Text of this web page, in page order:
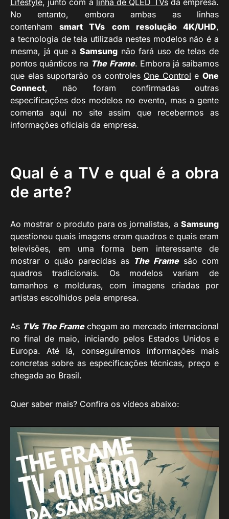
Lifestyle, junto com a linha de QLED TVsda empresa.
No entanto, embora ambas as linhas
contenhamsmart TVs com resolução 4K/UHD,
a tecnologia de tela utilizada nestes modelos não é a
mesma, já que a Samsungnão fará uso de telas de
pontos quânticos na The Frame. Embora já saibamos
que elas suportarão os controles One Control e One
Connect, não foram confirmadas outras
especificações dos modelos no evento, mas a gente
comenta aqui no site assim que recebermos as
informações oficiais da empresa.
Qual é a TV e qual é a obra
de arte?
Ao mostrar o produto para os jornalistas, a Samsung
questionou quais imagens eram quadros e quais eram
televisões, em uma forma bem interessante de
mostrar o quão parecidas as The Framesão com
quadros tradicionais. Os modelos variam de
tamanhos e molduras, com imagens criadas por
artistas escolhidos pela empresa.
As TVs The Framechegam ao mercado internacional
no final de maio, iniciando pelos Estados Unidos e
Europa. Até lá, conseguiremos informações mais
concretas sobre as especificações técnicas, preço e
chegada ao Brasil.
Quer saber mais? Confira os vídeos abaixo: